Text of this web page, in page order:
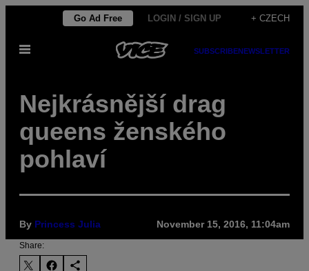
content
Go Ad Free LOGIN / SIGN UP + CZECH
Open
SUBSCRIBENEWSLETTER
Nejkrásnější drag
queens ženského
pohlaví
By Princess Julia November 15, 2016, 11:04am
Share: